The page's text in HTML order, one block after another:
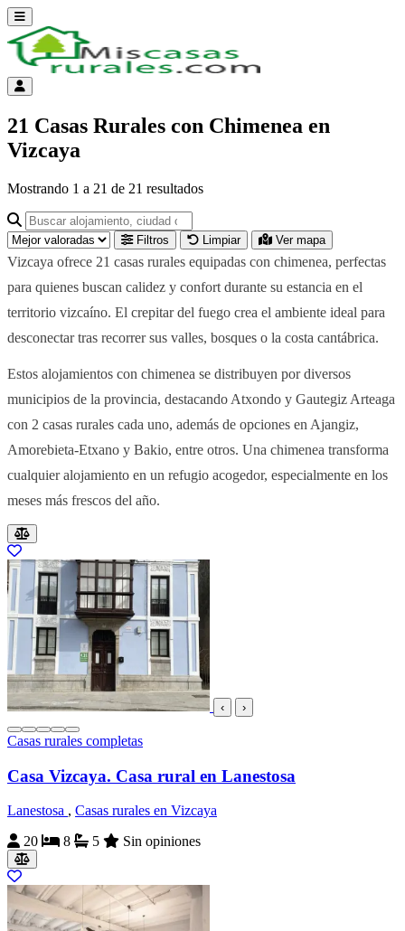
Abrir menú
Menú de cuenta
21 Casas Rurales con Chimenea en
Vizcaya
Mostrando 1 a 21 de 21 resultados
Buscar alojamiento, ciudad o provincia para ir a su página
Filtros Limpiar Ver mapa
Vizcaya ofrece 21 casas rurales equipadas con chimenea, perfectas
para quienes buscan calidez y confort durante su estancia en el
territorio vizcaíno. El crepitar del fuego crea el ambiente ideal para
desconectar tras recorrer sus valles, bosques o la costa cantábrica.
Estos alojamientos con chimenea se distribuyen por diversos
municipios de la provincia, destacando Atxondo y Gautegiz Arteaga
con 2 casas rurales cada uno, además de opciones en Ajangiz,
Amorebieta-Etxano y Bakio, entre otros. Una chimenea transforma
cualquier alojamiento en un refugio acogedor, especialmente en los
meses más frescos del año.
Resultados del listado
‹ ›
Casas rurales completas
Casa Vizcaya. Casa rural en Lanestosa
Lanestosa , Casas rurales en Vizcaya
20
8 5 Sin opiniones